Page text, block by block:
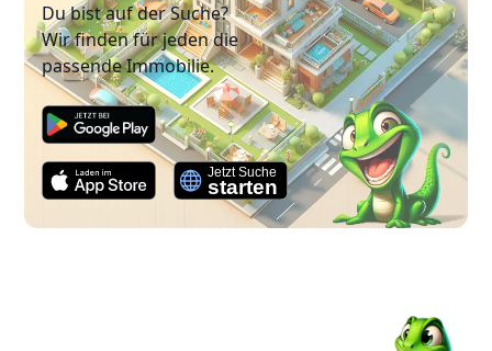
Du bist auf der Suche?
Wir finden für jeden die
passende Immobilie.